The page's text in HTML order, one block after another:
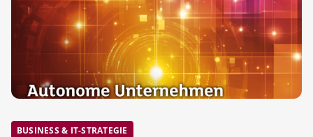
BUSINESS & IT-STRATEGIE